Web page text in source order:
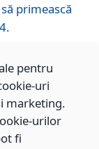
primească
serviciile
Socială
pentru
uri
marketing.
urilor
fi